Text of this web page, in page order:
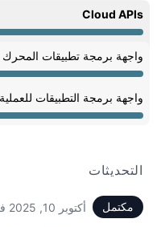
Cloud APIs
صيانة من 9:00 AM ألى 9:28 AM
واجهة برمجة تطبيقات المحرك
صيانة من 9:00 AM ألى 9:28 AM
واجهة برمجة التطبيقات للعملية
صيانة من 9:00 AM ألى 9:28 AM
التحديثات
مكتمل أكتوبر 10, 2025 في 09:28